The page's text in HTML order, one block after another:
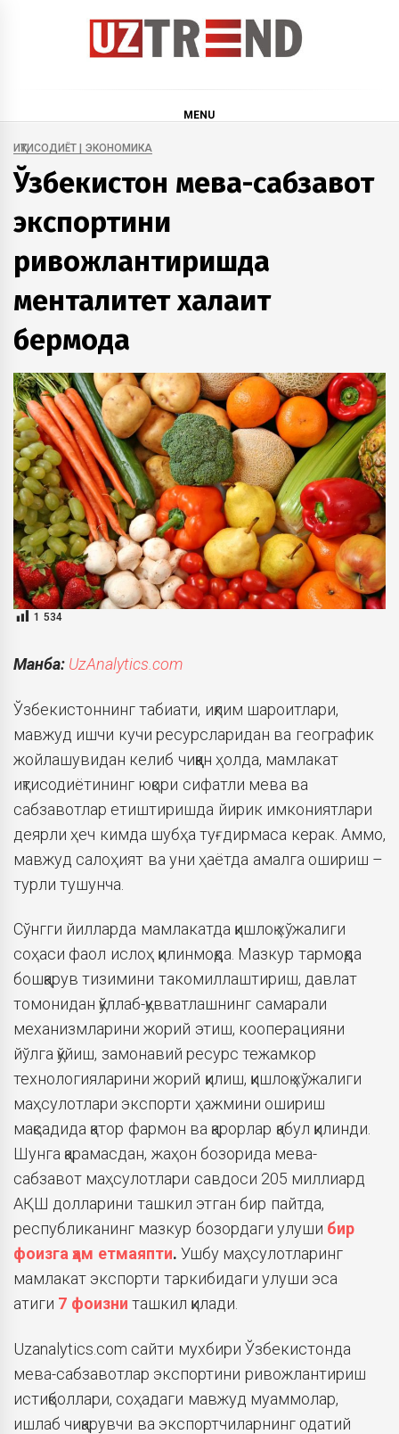
MENU
ИҚТИСОДИЁТ | ЭКОНОМИКА
Ўзбекистон мева-сабзавот
экспортини
ривожлантиришда
менталитет халақит
бермоқда
1 534
Манба: UzAnalytics.com
Ўзбекистоннинг табиати, иқлим шароитлари,
мавжуд ишчи кучи ресурсларидан ва географик
жойлашувидан келиб чиққан ҳолда, мамлакат
иқтисодиётининг юқори сифатли мева ва
сабзавотлар етиштиришда йирик имкониятлари
деярли ҳеч кимда шубҳа туғдирмаса керак. Аммо,
мавжуд салоҳият ва уни ҳаётда амалга ошириш –
турли тушунча.
Сўнгги йилларда мамлакатда қишлоқ хўжалиги
соҳаси фаол ислоҳ қилинмоқда. Мазкур тармоқда
бошқарув тизимини такомиллаштириш, давлат
томонидан қўллаб-қувватлашнинг самарали
механизмларини жорий этиш, кооперацияни
йўлга қўйиш, замонавий ресурс тежамкор
технологияларини жорий қилиш, қишлоқ хўжалиги
маҳсулотлари экспорти ҳажмини ошириш
мақсадида қатор фармон ва қарорлар қабул қилинди.
Шунга қарамасдан, жаҳон бозорида мева-
сабзавот маҳсулотлари савдоси 205 миллиард
АҚШ долларини ташкил этган бир пайтда,
республиканинг мазкур бозордаги улуши бир
фоизга ҳам етмаяпти. Ушбу маҳсулотларинг
мамлакат экспорти таркибидаги улуши эса
атиги 7 фоизни ташкил қилади.
Uzanalytics.com сайти мухбири Ўзбекистонда
мева-сабзавотлар экспортини ривожлантириш
истиқболлари, соҳадаги мавжуд муаммолар,
ишлаб чиқарувчи ва экспортчиларнинг одатий